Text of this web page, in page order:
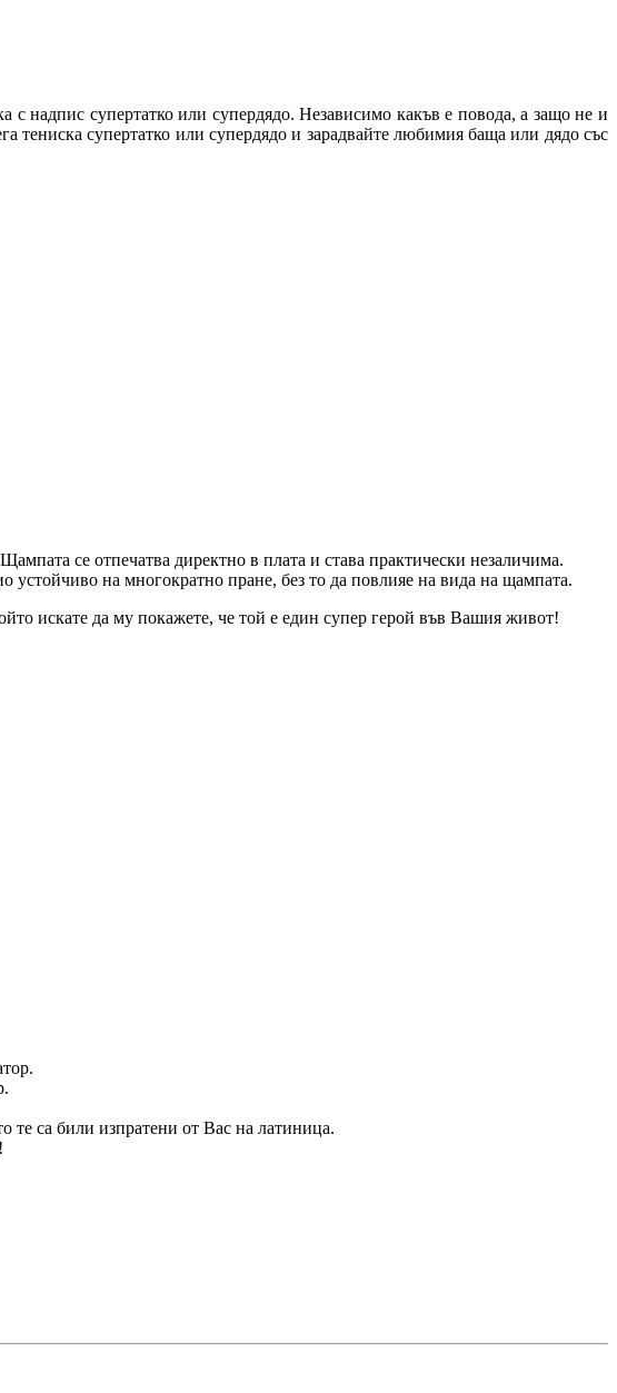
с надпис супертатко или супердядо. Независимо какъв е повода, а защо не и
тениска супертатко или супердядо и зарадвайте любимия баща или дядо със
се отпечатва директно в плата и става практически незаличима.
устойчиво на многократно пране, без то да повлияе на вида на щампата.
искате да му покажете, че той е един супер герой във Вашия живот!
те са били изпратени от Вас на латиница.